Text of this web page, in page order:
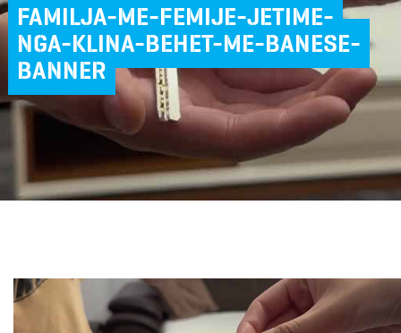
FAMILJA-ME-FEMIJE-JETIME-
NGA-KLINA-BEHET-ME-BANESE-
BANNER